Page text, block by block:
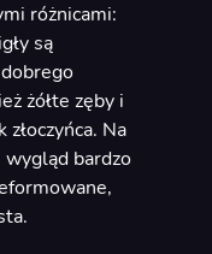
różnicami:
są
żółte zęby i
Na
wygląd bardzo